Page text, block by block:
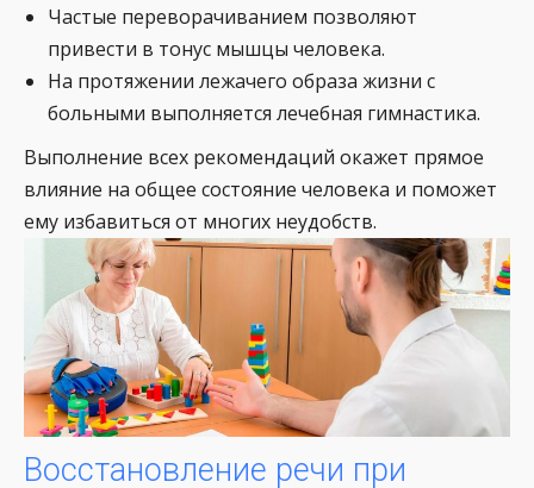
Частые переворачиванием позволяют
привести в тонус мышцы человека.
На протяжении лежачего образа жизни с
больными выполняется лечебная гимнастика.
Выполнение всех рекомендаций окажет прямое
влияние на общее состояние человека и поможет
ему избавиться от многих неудобств.
Восстановление речи при